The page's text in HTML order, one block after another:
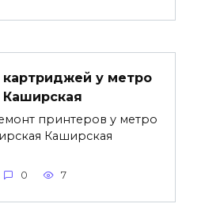
картриджей у метро
Каширская
принтеров у метро
Каширская
0 7